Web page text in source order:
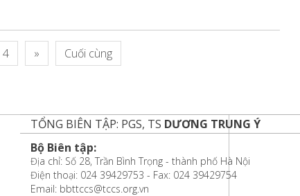
4 » Cuối cùng
TỔNG BIÊN TẬP: PGS, TS DƯƠNG TRUNG Ý
Bộ Biên tập:
Địa chỉ: Số 28, Trần Bình Trọng - thành phố Hà Nội
Điện thoại: 024 39429753 - Fax: 024 39429754
Email: bbttccs@tccs.org.vn